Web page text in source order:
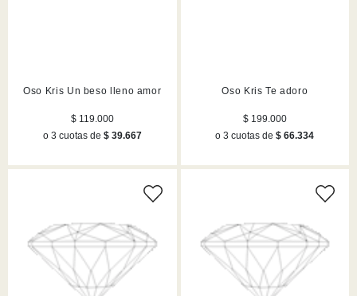
Oso Kris Un beso lleno amor
$ 119.000
o 3 cuotas de $ 39.667
Oso Kris Te adoro
$ 199.000
o 3 cuotas de$ 66.334